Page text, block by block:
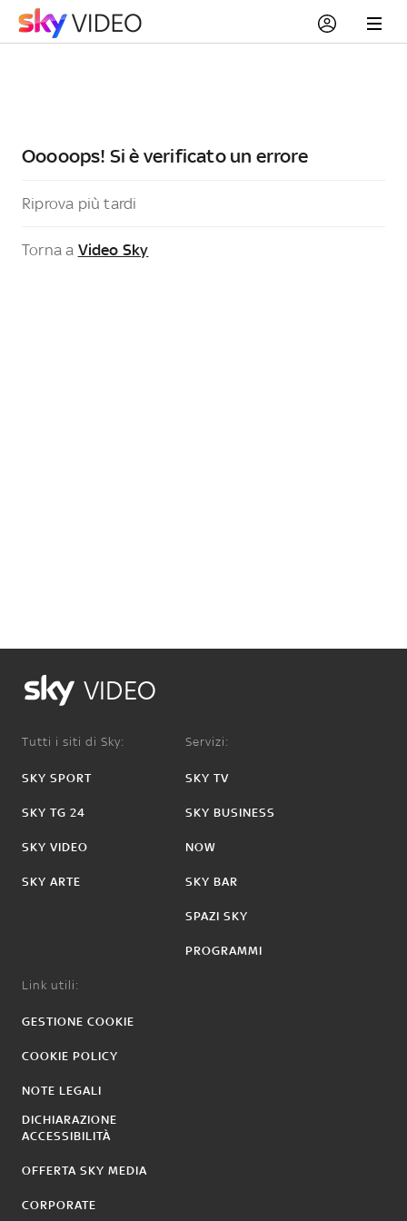
Ooooops! Si è verificato un errore
Riprova più tardi
Torna a Video Sky
VIDEO
Tutti i siti di Sky:
SKY SPORT
SKY TG 24
SKY VIDEO
SKY ARTE
Servizi:
SKY TV
SKY BUSINESS
NOW
SKY BAR
SPAZI SKY
PROGRAMMI
Link utili:
GESTIONE COOKIE
COOKIE POLICY
NOTE LEGALI
DICHIARAZIONE
ACCESSIBILITÀ
OFFERTA SKY MEDIA
CORPORATE